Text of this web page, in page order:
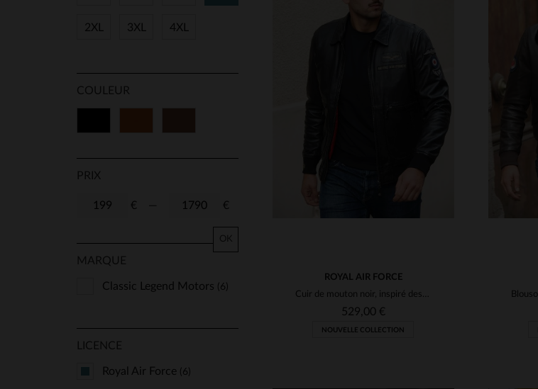
2XL 3XL 4XL
COULEUR
PRIX
€ €
OK
MARQUE
Classic Legend Motors (6)
LICENCE
Royal Air Force (6)
ROYAL AIR FORCE
Cuir de mouton noir, inspiré des pilotes de la RAF, coupe regular.
529,00 €
NOUVELLE COLLECTION